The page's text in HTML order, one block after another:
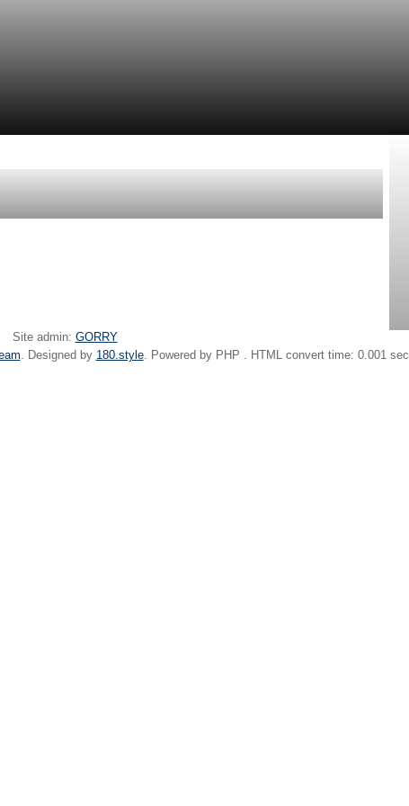
Site admin: GORRY
. Designed by 180.style. Powered by PHP . HTML convert time: 0.001 sec.